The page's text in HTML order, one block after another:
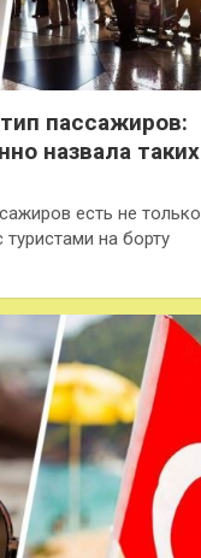
пассажиров:
назвала таких
есть не только
на борту